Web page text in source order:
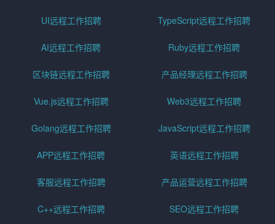
UI远程工作招聘 TypeScript远程工作招聘
AI远程工作招聘 Ruby远程工作招聘
区块链远程工作招聘 产品经理远程工作招聘
Vue.js远程工作招聘 Web3远程工作招聘
Golang远程工作招聘 JavaScript远程工作招聘
APP远程工作招聘 英语远程工作招聘
客服远程工作招聘 产品运营远程工作招聘
C++远程工作招聘 SEO远程工作招聘